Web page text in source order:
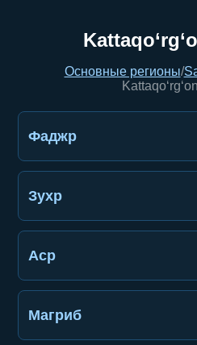
Основные регионы/
Фаджр
Зухр
Аср
Магриб